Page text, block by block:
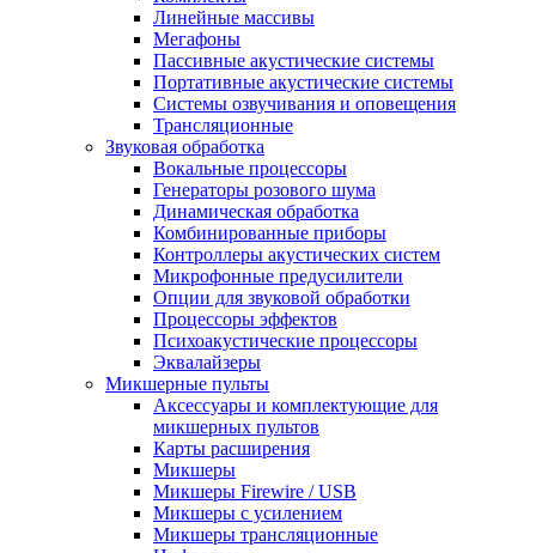
Линейные массивы
Мегафоны
Пассивные акустические системы
Портативные акустические системы
Системы озвучивания и оповещения
Трансляционные
Звуковая обработка
Вокальные процессоры
Генераторы розового шума
Динамическая обработка
Комбинированные приборы
Контроллеры акустических систем
Микрофонные предусилители
Опции для звуковой обработки
Процессоры эффектов
Психоакустические процессоры
Эквалайзеры
Микшерные пульты
Аксессуары и комплектующие для
микшерных пультов
Карты расширения
Микшеры
Микшеры Firewire / USB
Микшеры с усилением
Микшеры трансляционные